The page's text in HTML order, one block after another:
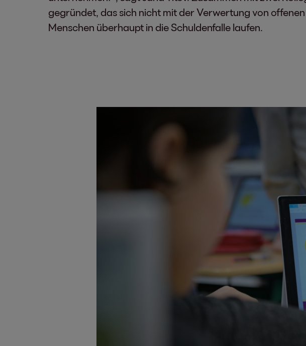
gegründet, das sich nicht mit der Verwertung von
Menschen überhaupt in die Schuldenfalle laufen.